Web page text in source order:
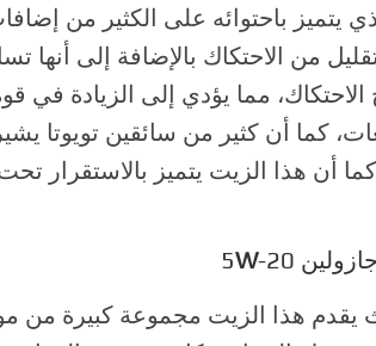
يتميز باحتوائه على الكثير من
من الاحتكاك بالإضافة إلى أنها
مما يؤدي إلى الزيادة في
كما أن كثير من سائقين تويوتا
أن هذا الزيت يتميز بالاستقرار تحت
5
W-20
هذا الزيت مجموعة كبيرة من